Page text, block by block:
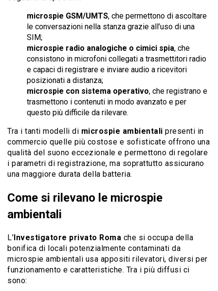
microspie GSM/UMTS, che permettono di ascoltare
le conversazioni nella stanza grazie all’uso di una
SIM;
microspie radio analogiche o cimici spia, che
consistono in microfoni collegati a trasmettitori radio
e capaci di registrare e inviare audio a ricevitori
posizionati a distanza;
microspie con sistema operativo, che registrano e
trasmettono i contenuti in modo avanzato e per
questo più difficile da rilevare.
Tra i tanti modelli di microspie ambientali presenti in
commercio quelle più costose e sofisticate offrono una
qualità del suono eccezionale e permettono di regolare
i parametri di registrazione, ma soprattutto assicurano
una maggiore durata della batteria.
Come si rilevano le microspie
ambientali
L’Investigatore privato Roma che si occupa della
bonifica di locali potenzialmente contaminati da
microspie ambientali usa appositi rilevatori, diversi per
funzionamento e caratteristiche. Tra i più diffusi ci
sono: